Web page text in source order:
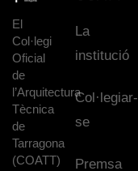
El
Col·legi
Oficial
de
l’Arquitectura
Tècnica
de
Tarragona
(COATT)
La
institució
Col·legiar-
se
Premsa